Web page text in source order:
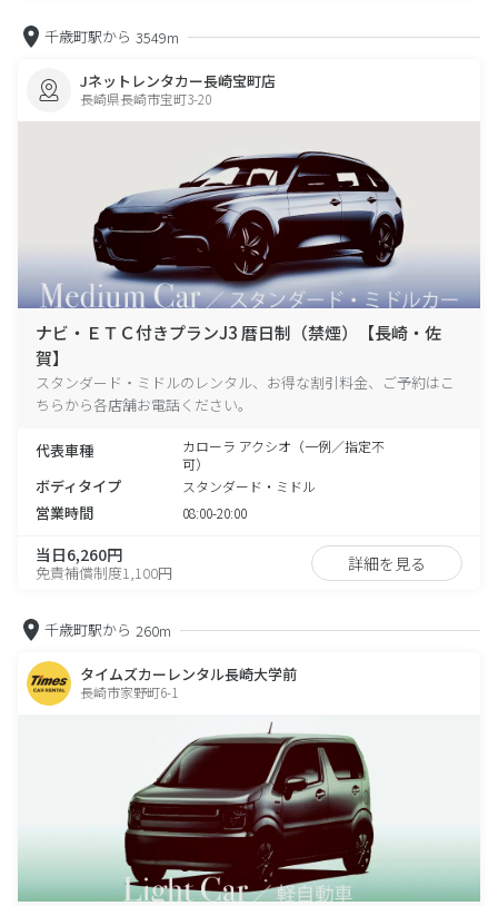
千歳町駅から 3549m
Jネットレンタカー長崎宝町店
長崎県長崎市宝町3-20
ナビ・ＥＴＣ付きプランJ3 暦日制（禁煙）【長崎・佐
賀】
スタンダード・ミドルのレンタル、お得な割引料金、ご予約はこ
ちらから各店舗お電話ください。
代表車種
カローラ アクシオ（一例／指定不
可）
ボディタイプ スタンダード・ミドル
営業時間 08:00-20:00
当日6,260円
免責補償制度1,100円 詳細を見る
千歳町駅から 260m
タイムズカーレンタル長崎大学前
長崎市家野町6-1